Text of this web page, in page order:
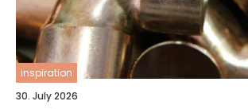
inspiration
30. July 2026